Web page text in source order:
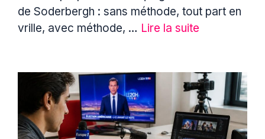
de Soderbergh : sans méthode, tout part en
vrille, avec méthode, … Lire la suite